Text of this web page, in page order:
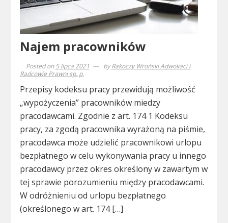
Najem pracowników
Posted on5 lipca 2021 byRakoczy Wroński Adwokaci i
Radcowie Prawni sp. p.
Przepisy kodeksu pracy przewidują możliwość
„wypożyczenia” pracowników miedzy
pracodawcami. Zgodnie z art. 174 1 Kodeksu
pracy, za zgodą pracownika wyrażoną na piśmie,
pracodawca może udzielić pracownikowi urlopu
bezpłatnego w celu wykonywania pracy u innego
pracodawcy przez okres określony w zawartym w
tej sprawie porozumieniu między pracodawcami.
W odróżnieniu od urlopu bezpłatnego
(określonego w art. 174 […]